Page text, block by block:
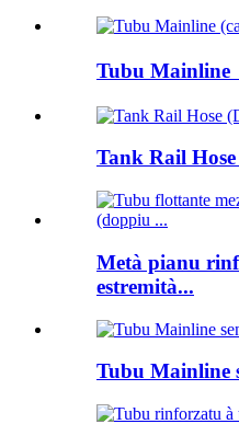
Tubu Mainline
Tank Rail
Metà pianu
estremità...
Tubu Mainline